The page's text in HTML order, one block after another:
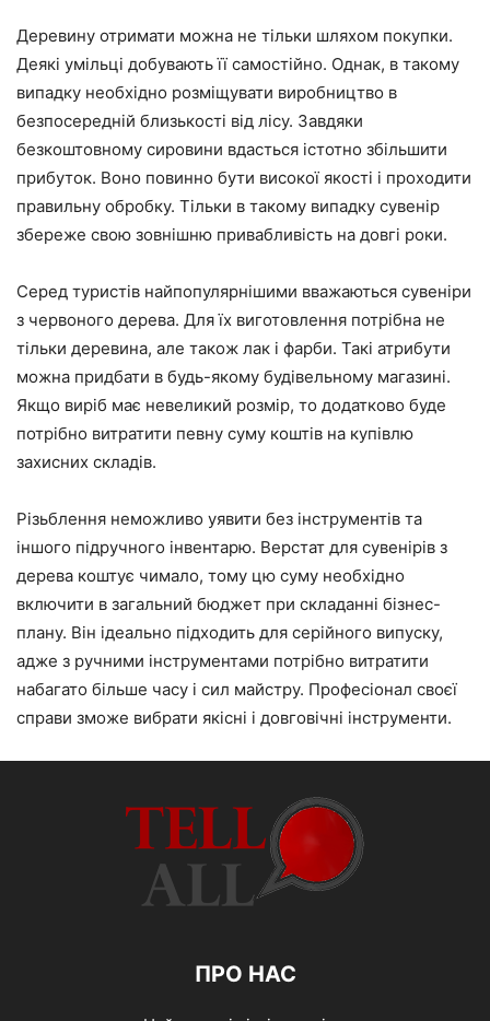
Деревину отримати можна не тільки шляхом покупки.
Деякі умільці добувають її самостійно. Однак, в такому
випадку необхідно розміщувати виробництво в
безпосередній близькості від лісу. Завдяки
безкоштовному сировини вдасться істотно збільшити
прибуток. Воно повинно бути високої якості і проходити
правильну обробку. Тільки в такому випадку сувенір
збереже свою зовнішню привабливість на довгі роки.
Серед туристів найпопулярнішими вважаються сувеніри
з червоного дерева. Для їх виготовлення потрібна не
тільки деревина, але також лак і фарби. Такі атрибути
можна придбати в будь-якому будівельному магазині.
Якщо виріб має невеликий розмір, то додатково буде
потрібно витратити певну суму коштів на купівлю
захисних складів.
Різьблення неможливо уявити без інструментів та
іншого підручного інвентарю. Верстат для сувенірів з
дерева коштує чимало, тому цю суму необхідно
включити в загальний бюджет при складанні бізнес-
плану. Він ідеально підходить для серійного випуску,
адже з ручними інструментами потрібно витратити
набагато більше часу і сил майстру. Професіонал своєї
справи зможе вибрати якісні і довговічні інструменти.
ПРО НАС